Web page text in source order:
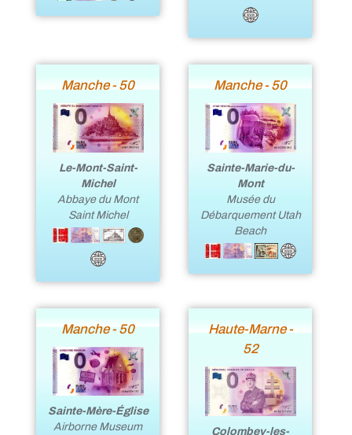
Manche - 50
Le-Mont-Saint-
Michel
Abbaye du Mont
Saint Michel
Manche - 50
Sainte-Marie-du-
Mont
Musée du
Débarquement Utah
Beach
Manche - 50
Sainte-Mère-Église
Airborne Museum
Haute-Marne -
52
Colombey-les-